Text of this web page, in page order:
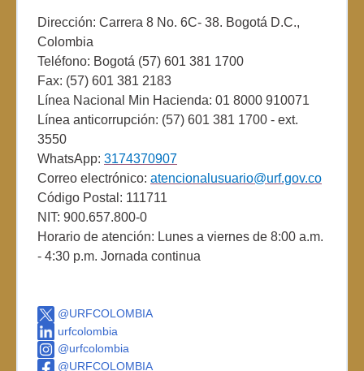
Dirección: Carrera 8 No. 6C- 38. Bogotá D.C.,
Colombia
Teléfono: Bogotá (57) 601 381 1700
Fax: (57) 601 381 2183
Línea Nacional Min Hacienda: 01 8000 910071
Línea anticorrupción: (57) 601 381 1700 - ext.
3550
WhatsApp: 3174370907
Correo electrónico: atencionalusuario@urf.gov.co
Código Postal: 111711
NIT: 900.657.800-0
Horario de atención: Lunes a viernes de 8:00 a.m.
- 4:30 p.m. Jornada continua
@URFCOLOMBIA
urfcolombia
@urfcolombia
@URFCOLOMBIA